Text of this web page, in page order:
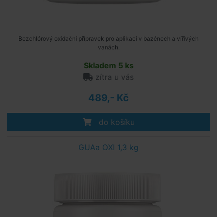
Bezchlórový oxidační přípravek pro aplikaci v bazénech a vířivých
vanách.
Skladem 5 ks
zítra u vás
489,- Kč
do košíku
GUAa OXI 1,3 kg